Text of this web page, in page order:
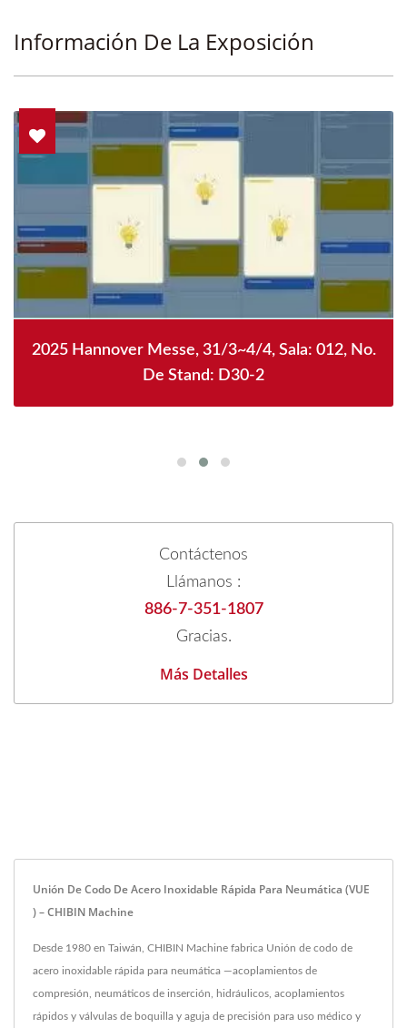
Información De La Exposición
2025 Hannover Messe, 31/3~4/4, Sala: 012, No.
De Stand: D30-2
Contáctenos
Llámanos :
886-7-351-1807
Gracias.
Más Detalles
Unión De Codo De Acero Inoxidable Rápida Para Neumática (VUE
) – CHIBIN Machine
Desde 1980 en Taiwán, CHIBIN Machine fabrica Unión de codo de
acero inoxidable rápida para neumática —acoplamientos de
compresión, neumáticos de inserción, hidráulicos, acoplamientos
rápidos y válvulas de boquilla y aguja de precisión para uso médico y